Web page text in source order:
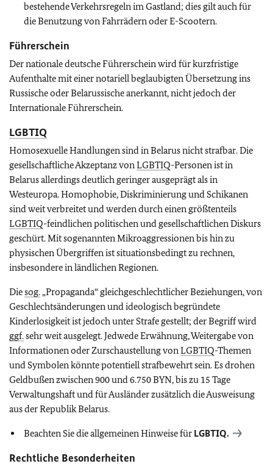
bestehende Verkehrsregeln im Gastland; dies gilt auch für
die Benutzung von Fahrrädern oder E-Scootern.
Führerschein
Der nationale deutsche Führerschein wird für kurzfristige
Aufenthalte mit einer notariell beglaubigten Übersetzung ins
Russische oder Belarussische anerkannt, nicht jedoch der
Internationale Führerschein.
LGBTIQ
Homosexuelle Handlungen sind in Belarus nicht strafbar.Die
gesellschaftliche Akzeptanz vonLGBTIQ-Personen ist in
Belarus allerdings deutlich geringer ausgeprägt als in
Westeuropa. Homophobie, Diskriminierung und Schikanen
sind weit verbreitet und werden durch einen größtenteils
LGBTIQ-feindlichen politischen und gesellschaftlichen Diskurs
geschürt. Mit sogenannten Mikroaggressionen bis hin zu
physischen Übergriffen ist situationsbedingt zu rechnen,
insbesondere in ländlichen Regionen.
Diesog.„Propaganda“ gleichgeschlechtlicher Beziehungen, von
Geschlechtsänderungen und ideologisch begründete
Kinderlosigkeit ist jedoch unter Strafe gestellt; der Begriff wird
ggf.sehr weit ausgelegt. Jedwede Erwähnung, Weitergabe von
Informationen oder Zurschaustellung vonLGBTIQ-Themen
und Symbolen könnte potentiell strafbewehrt sein. Es drohen
Geldbußen zwischen 900 und 6.750 BYN, bis zu 15 Tage
Verwaltungshaft und für Ausländer zusätzlich die Ausweisung
aus der Republik Belarus.
Beachten Sie die allgemeinen Hinweise für LGBTIQ.
Rechtliche Besonderheiten